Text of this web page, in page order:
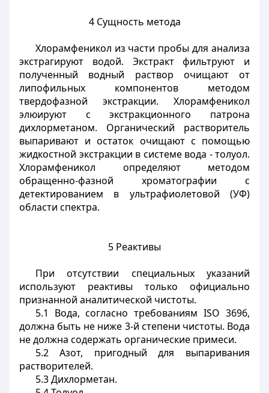
4 Сущность метода
Хлорамфеникол из части пробы для анализа
экстрагируют водой. Экстракт фильтруют и
полученный водный раствор очищают от
липофильных компонентов методом
твердофазной экстракции. Хлорамфеникол
элюируют с экстракционного патрона
дихлорметаном. Органический растворитель
выпаривают и остаток очищают с помощью
жидкостной экстракции в системе вода - толуол.
Хлорамфеникол определяют методом
обращенно-фазной хроматографии с
детектированием в ультрафиолетовой (УФ)
области спектра.
5 Реактивы
При отсутствии специальных указаний
используют реактивы только официально
признанной аналитической чистоты.
5.1 Вода, согласно требованиям ISO 3696,
должна быть не ниже 3-й степени чистоты. Вода
не должна содержать органические примеси.
5.2 Азот, пригодный для выпаривания
растворителей.
5.3 Дихлорметан.